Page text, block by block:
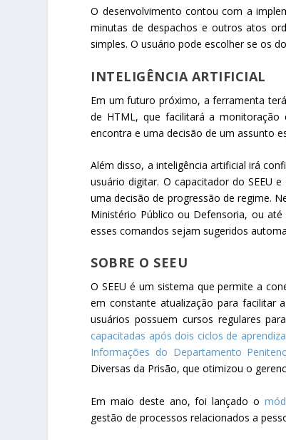
O desenvolvimento contou com a
minutas de despachos e outros atos
simples. O usuário pode escolher se os
INTELIGÊNCIA ARTIFICIAL
Em um futuro próximo, a ferramenta
de HTML, que facilitará a
encontra e uma decisão de um assunto
Além disso, a inteligência artificial irá
usuário digitar. O capacitador do SEEU
uma decisão de progressão de regime.
Ministério Público ou Defensoria, ou
esses comandos sejam sugeridos
SOBRE O SEEU
O SEEU é um sistema que permite a
em constante atualização para facilitar
usuários possuem cursos regulares
capacitadas após dois ciclos de
Informações do Departamento
Diversas da Prisão, que otimizou o
Em maio deste ano, foi lançado o
gestão de processos relacionados a